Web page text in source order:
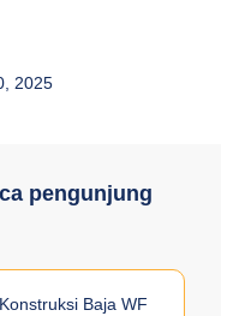
2025
pengunjung
Baja WF